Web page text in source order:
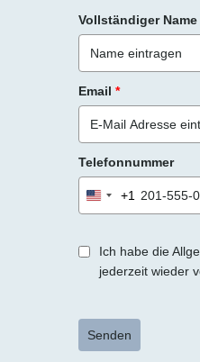
Vollständiger Name
Email *
Telefonnummer
United
+1
Ich habe die
jederzeit wieder
Senden